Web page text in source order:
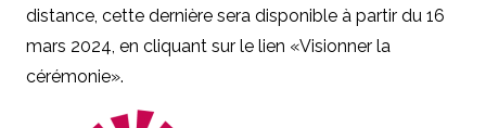
distance, cette dernière sera disponible à partir du 16
mars 2024, en cliquant sur le lien «Visionner la
cérémonie».